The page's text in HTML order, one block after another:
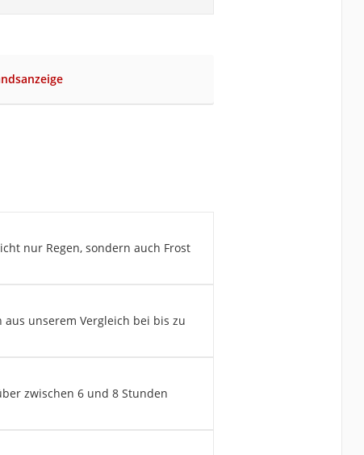
nur Regen, sondern auch Frost
unserem Vergleich bei bis zu
zwischen 6 und 8 Stunden